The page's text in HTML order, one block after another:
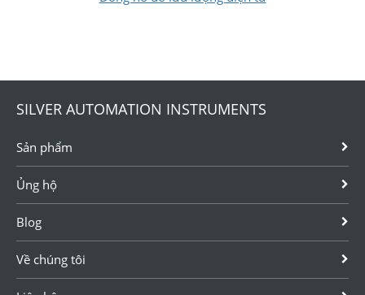
SILVER AUTOMATION INSTRUMENTS
Sản phẩm
Ủng hộ
Blog
Về chúng tôi